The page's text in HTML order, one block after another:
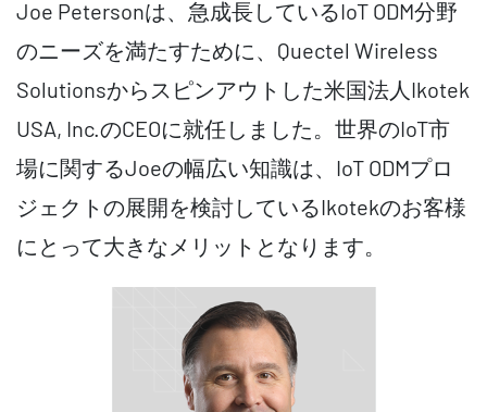
Joe Petersonは、急成長しているIoT ODM分野
のニーズを満たすために、Quectel Wireless
Solutionsからスピンアウトした米国法人Ikotek
USA, Inc.のCEOに就任しました。世界のIoT市
場に関するJoeの幅広い知識は、IoT ODMプロ
ジェクトの展開を検討しているIkotekのお客様
にとって大きなメリットとなります。